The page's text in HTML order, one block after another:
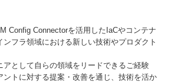
Config Connectorを活用したIaCやコンテナ
ンフラ領域における新しい技術やプロダクト
アとして自らの領域をリードできるご経験
ントに対する提案・改善を通じ、技術を活か